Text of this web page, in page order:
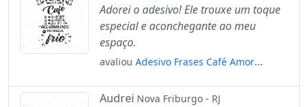
Adorei o adesivo! Ele trouxe um toque
especial e aconchegante ao meu
espaço.
avaliou Adesivo Frases Café Amor
Audrei Nova Friburgo - RJ